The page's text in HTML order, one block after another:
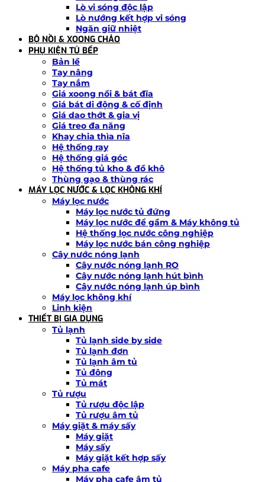
Lò vi sóng độc lập
Lò nướng kết hợp vi sóng
Ngăn giữ nhiệt
BỘ NỒI & XOONG CHẢO
PHỤ KIỆN TỦ BẾP
Bản lề
Tay nâng
Tay nắm
Giá xoong nồi & bát đĩa
Giá bát di động & cố định
Giá dao thớt & gia vị
Giá treo đa năng
Khay chia thìa nĩa
Hệ thống ray
Hệ thống giá góc
Hệ thống tủ kho & đồ khô
Thùng gạo & thùng rác
MÁY LỌC NƯỚC & LỌC KHÔNG KHÍ
Máy lọc nước
Máy lọc nước tủ đứng
Máy lọc nước để gầm & Máy không tủ
Hệ thống lọc nước công nghiệp
Máy lọc nước bán công nghiệp
Cây nước nóng lạnh
Cây nước nóng lạnh RO
Cây nước nóng lạnh hút bình
Cây nước nóng lạnh úp bình
Máy lọc không khí
Linh kiện
THIẾT BỊ GIA DỤNG
Tủ lạnh
Tủ lạnh side by side
Tủ lạnh đơn
Tủ lạnh âm tủ
Tủ đông
Tủ mát
Tủ rượu
Tủ rượu độc lập
Tủ rượu âm tủ
Máy giặt & máy sấy
Máy giặt
Máy sấy
Máy giặt kết hợp sấy
Máy pha cafe
Máy pha cafe âm tủ